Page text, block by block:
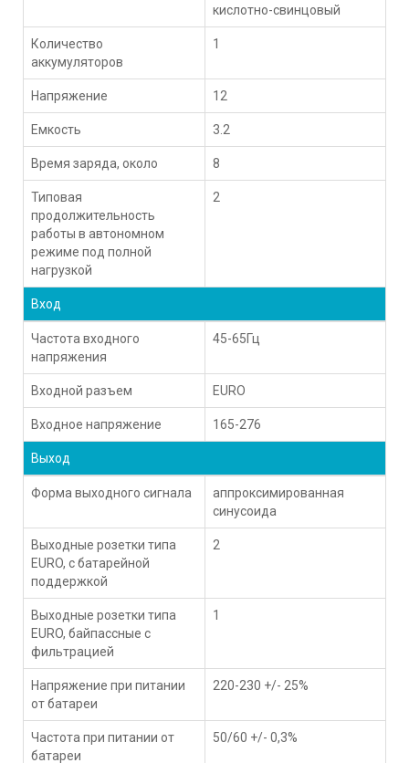
кислотно-свинцовый
Количество
аккумуляторов
1
Напряжение 12
Емкость 3.2
Время заряда, около 8
Типовая
продолжительность
работы в автономном
режиме под полной
нагрузкой
2
Вход
Частота входного
напряжения
45-65Гц
Входной разъем EURO
Входное напряжение 165-276
Выход
Форма выходного сигнала
аппроксимированная
синусоида
Выходные розетки типа
EURO, с батарейной
поддержкой
2
Выходные розетки типа
EURO, байпассные с
фильтрацией
1
Напряжение при питании
от батареи
220-230 +/- 25%
Частота при питании от
батареи
50/60 +/- 0,3%